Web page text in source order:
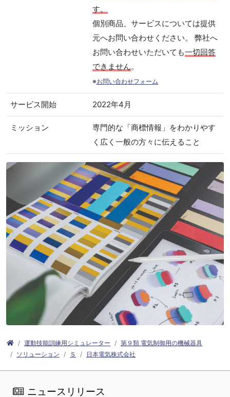
す。
個別商品、サービスについては提供
元へお問い合わせください。 弊社へ
お問い合わせいただいても一切回答
できません。
※お問い合わせフォーム
サービス開始 2022年4月
ミッション
専門的な「商標情報」をわかりやす
く広く一般の方々に伝えること
運動技能訓練用シミュレーター
第９類 電気制御用の機械器具
ソリューション
Ｓ 日本電気株式会社
ニュースリリース